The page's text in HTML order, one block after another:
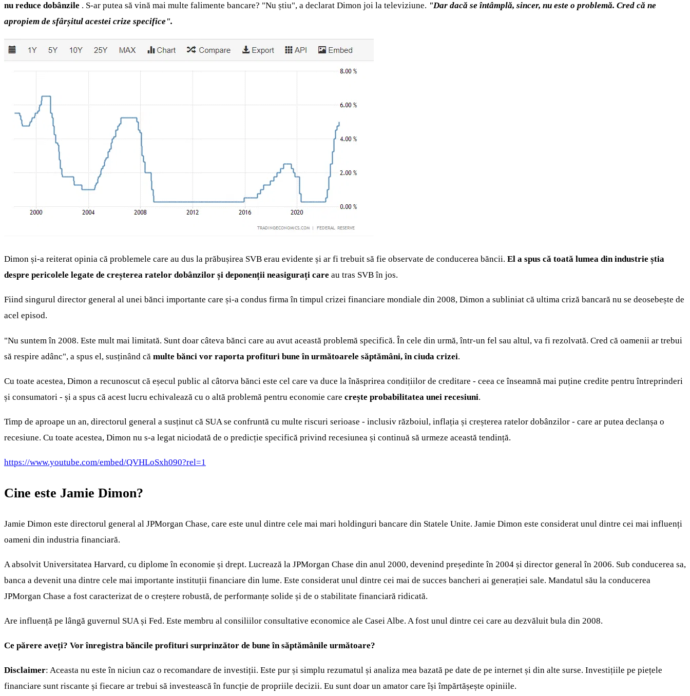
nu reduce dobânzile . S-ar putea să vină mai multe falimente bancare? "Nu știu", a declarat Dimon joi la televiziune. "Dar dacă se întâmplă, sincer, nu este o problemă. Cred că ne
apropiem de sfârșitul acestei crize specifice".
Dimon și-a reiterat opinia că problemele care au dus la prăbușirea SVB erau evidente și ar fi trebuit să fie observate de conducerea băncii. El a spus că toată lumea din industrie știa
despre pericolele legate de creșterea ratelor dobânzilor și deponenții neasigurați care au tras SVB în jos.
Fiind singurul director general al unei bănci importante care și-a condus firma în timpul crizei financiare mondiale din 2008, Dimon a subliniat că ultima criză bancară nu se deosebește de
acel episod.
"Nu suntem în 2008. Este mult mai limitată. Sunt doar câteva bănci care au avut această problemă specifică. În cele din urmă, într-un fel sau altul, va fi rezolvată. Cred că oamenii ar trebui
să respire adânc", a spus el, susținând că multe bănci vor raporta profituri bune în următoarele săptămâni, în ciuda crizei.
Cu toate acestea, Dimon a recunoscut că eșecul public al câtorva bănci este cel care va duce la înăsprirea condițiilor de creditare - ceea ce înseamnă mai puține credite pentru întreprinderi
și consumatori - și a spus că acest lucru echivalează cu o altă problemă pentru economie care crește probabilitatea unei recesiuni.
Timp de aproape un an, directorul general a susținut că SUA se confruntă cu multe riscuri serioase - inclusiv războiul, inflația și creșterea ratelor dobânzilor - care ar putea declanșa o
recesiune. Cu toate acestea, Dimon nu s-a legat niciodată de o predicție specifică privind recesiunea și continuă să urmeze această tendință.
https://www.youtube.com/embed/QVHLoSxh090?rel=1
Cine este Jamie Dimon?
Jamie Dimon este directorul general al JPMorgan Chase, care este unul dintre cele mai mari holdinguri bancare din Statele Unite. Jamie Dimon este considerat unul dintre cei mai influenți
oameni din industria financiară.
A absolvit Universitatea Harvard, cu diplome în economie și drept. Lucrează la JPMorgan Chase din anul 2000, devenind președinte în 2004 și director general în 2006. Sub conducerea sa,
banca a devenit una dintre cele mai importante instituții financiare din lume. Este considerat unul dintre cei mai de succes bancheri ai generației sale. Mandatul său la conducerea
JPMorgan Chase a fost caracterizat de o creștere robustă, de performanțe solide și de o stabilitate financiară ridicată.
Are influență pe lângă guvernul SUA și Fed. Este membru al consiliilor consultative economice ale Casei Albe. A fost unul dintre cei care au dezvăluit bula din 2008.
Ce părere aveți? Vor înregistra băncile profituri surprinzător de bune în săptămânile următoare?
Disclaimer: Aceasta nu este în niciun caz o recomandare de investiții. Este pur și simplu rezumatul și analiza mea bazată pe date de pe internet și din alte surse. Investițiile pe piețele
financiare sunt riscante și fiecare ar trebui să investească în funcție de propriile decizii. Eu sunt doar un amator care își împărtășește opiniile.